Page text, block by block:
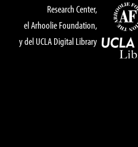
Research Center,
el Arhoolie Foundation,
y del UCLA Digital Library